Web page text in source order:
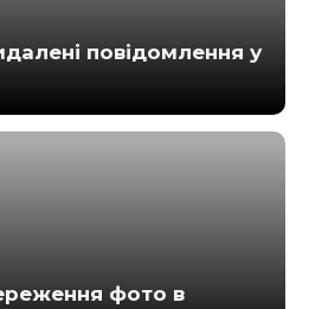
повідомлення у
фото в